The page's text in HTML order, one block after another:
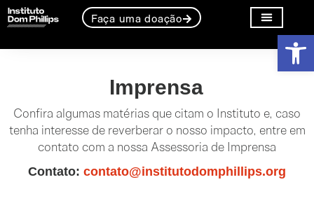
Faça uma doação
Imprensa
Confira algumas matérias que citam o Instituto e, caso
tenha interesse de reverberar o nosso impacto, entre em
contato com a nossa Assessoria de Imprensa
Contato: contato@institutodomphillips.org
Barra de